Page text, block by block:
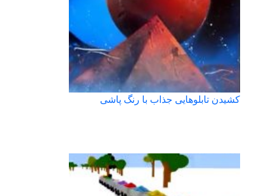
کشیدن تابلوهایی جذاب با رنگ پاشی